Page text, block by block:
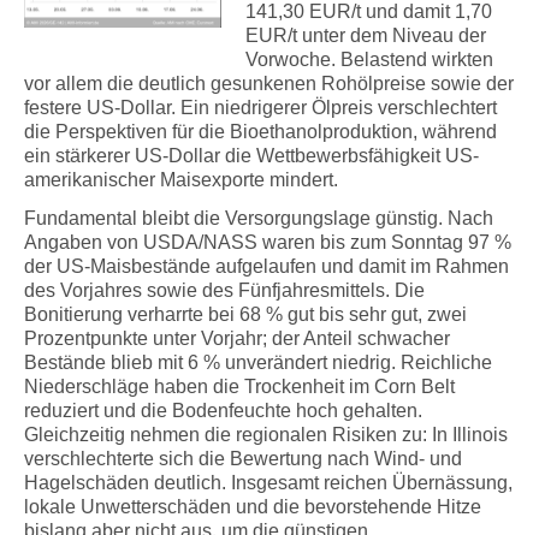
141,30 EUR/t und damit 1,70
EUR/t unter dem Niveau der
Vorwoche. Belastend wirkten
vor allem die deutlich gesunkenen Rohölpreise sowie der
festere US-Dollar. Ein niedrigerer Ölpreis verschlechtert
die Perspektiven für die Bioethanolproduktion, während
ein stärkerer US-Dollar die Wettbewerbsfähigkeit US-
amerikanischer Maisexporte mindert.
Fundamental bleibt die Versorgungslage günstig. Nach
Angaben von USDA/NASS waren bis zum Sonntag 97 %
der US-Maisbestände aufgelaufen und damit im Rahmen
des Vorjahres sowie des Fünfjahresmittels. Die
Bonitierung verharrte bei 68 % gut bis sehr gut, zwei
Prozentpunkte unter Vorjahr; der Anteil schwacher
Bestände blieb mit 6 % unverändert niedrig. Reichliche
Niederschläge haben die Trockenheit im Corn Belt
reduziert und die Bodenfeuchte hoch gehalten.
Gleichzeitig nehmen die regionalen Risiken zu: In Illinois
verschlechterte sich die Bewertung nach Wind- und
Hagelschäden deutlich. Insgesamt reichen Übernässung,
lokale Unwetterschäden und die bevorstehende Hitze
bislang aber nicht aus, um die günstigen